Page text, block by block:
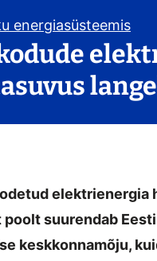
energiasüsteemis
suurendab
keskkonnamõju,